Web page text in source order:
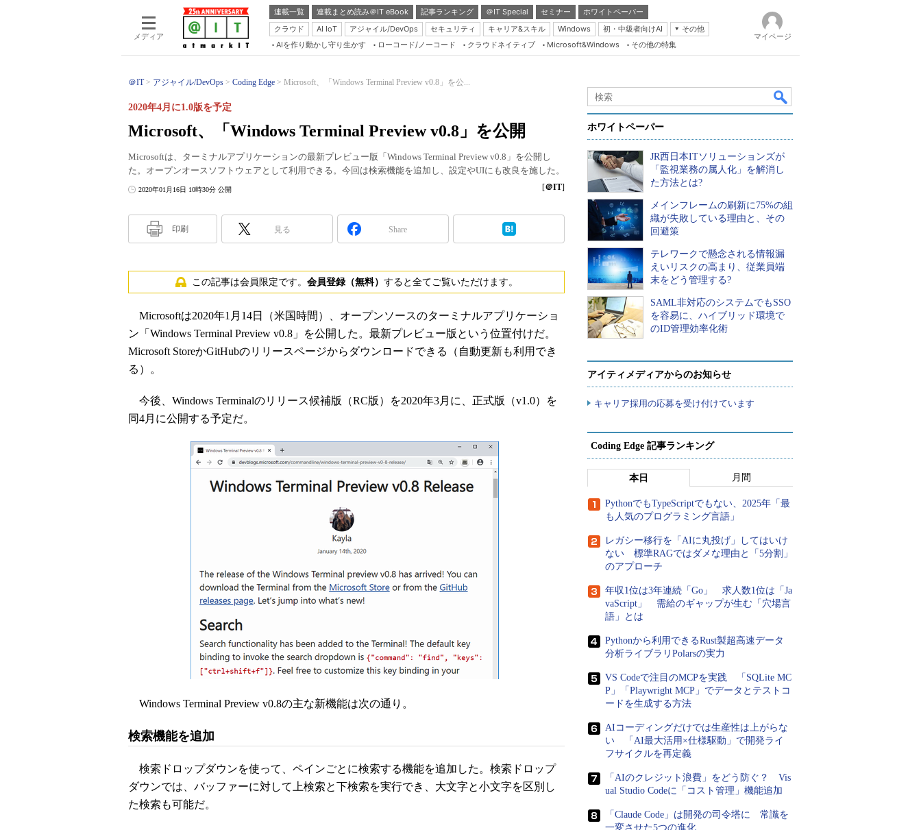
メディア
連載一覧 連載まとめ読み＠IT eBook 記事ランキング ＠IT Special セミナー
ホワイトペーパー
クラウド
AI IoT アジャイル/DevOps セキュリティ キャリア&スキル Windows 初・中級者向けAI
その他
Server & Storage
Database Expert
Linux ＆ OSS
Master of IP Network
Security & Trust
Insider.NET
ブログ
AIを作り動かし守り生かす ローコード/ノーコード クラウドネイティブ Microsoft&Windows その他の特集
マイページ
＠IT アジャイル/DevOps Coding Edge Microsoft、「Windows Terminal Preview v0.8」を公...
Microsoft、「Windows Terminal Preview v0.8」を公開
2020年4月に1.0版を予定
Microsoftは、ターミナルアプリケーションの最新プレビュー版「Windows Terminal Preview v0.8」を公開し
た。オープンオースソフトウェアとして利用できる。今回は検索機能を追加し、設定やUIにも改良を施した。
2020年01月16日 10時30分 公開 [＠IT]
印刷 見る Share
この記事は会員限定です。 会員登録（無料） すると全てご覧いただけます。
Microsoftは2020年1月14日（米国時間）、オープンソースのターミナルアプリケーショ
ン「Windows Terminal Preview v0.8」を公開した。最新プレビュー版という位置付けだ。
Microsoft StoreかGitHubのリリースページからダウンロードできる（自動更新も利用でき
る）。
今後、Windows Terminalのリリース候補版（RC版）を2020年3月に、正式版（v1.0）を
同4月に公開する予定だ。
Windows Terminal Preview v0.8の主な新機能は次の通り。
検索機能を追加
検索ドロップダウンを使って、ペインごとに検索する機能を追加した。検索ドロップ
ダウンでは、バッファーに対して上検索と下検索を実行でき、大文字と小文字を区別し
た検索も可能だ。
ホワイトペーパー
JR西日本ITソリューションズが
「監視業務の属人化」を解消し
た方法とは?
メインフレームの刷新に75%の組
織が失敗している理由と、その
回避策
テレワークで懸念される情報漏
えいリスクの高まり、従業員端
末をどう管理する?
SAML非対応のシステムでもSSO
を容易に、ハイブリッド環境で
のID管理効率化術
アイティメディアからのお知らせ
キャリア採用の応募を受け付けています
Coding Edge 記事ランキング
本日 月間
PythonでもTypeScriptでもない、2025年「最
も人気のプログラミング言語」
レガシー移行を「AIに丸投げ」してはいけ
ない 標準RAGではダメな理由と「5分割」
のアプローチ
年収1位は3年連続「Go」 求人数1位は「Ja
vaScript」 需給のギャップが生む「穴場言
語」とは
Pythonから利用できるRust製超高速データ
分析ライブラリPolarsの実力
VS Codeで注目のMCPを実践 「SQLite MC
P」「Playwright MCP」でデータとテストコ
ードを生成する方法
AIコーディングだけでは生産性は上がらな
い 「AI最大活用×仕様駆動」で開発ライ
フサイクルを再定義
「AIのクレジット浪費」をどう防ぐ？ Vis
ual Studio Codeに「コスト管理」機能追加
「Claude Code」は開発の司令塔に 常識を
一変させた5つの進化